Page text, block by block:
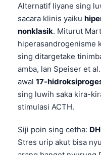
Alternatif liyane sing
sacara klinis yaiku
nonklasik. Miturut
hiperasandrogenisme
sing ditargetake
amba, lan Speiser et
awal 17-
sing luwih saka kira-
stimulasi ACTH.
Siji poin sing cetha:
Stres urip akut bisa